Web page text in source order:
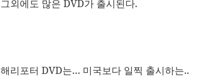
그외에도 많은 DVD가 출시된다.
해리포터 DVD는… 미국보다 일찍 출시하는..